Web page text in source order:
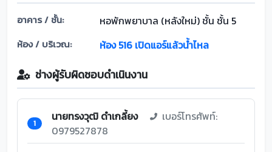
อาคาร / ชั้น: หอพักพยาบาล (หลังใหม่) ชั้น ชั้น 5
ห้อง / บริเวณ: ห้อง 516 เปิดแอร์แล้วน้ำไหล
ช่างผู้รับผิดชอบดำเนินงาน
1 นายทรงวุฒิ ดำเกลี้ยง
เบอร์โทรศัพท์:
0979527878